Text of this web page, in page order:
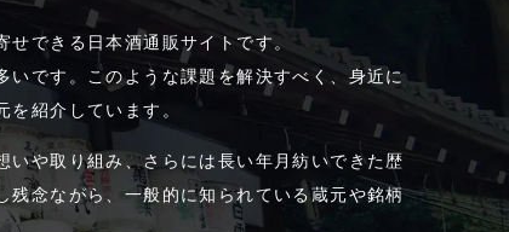
できる日本酒通販サイトです。
です。このような課題を解決すべく、身近に
紹介しています。
や取り組み、さらには長い年月紡いできた歴
残念ながら、一般的に知られている蔵元や銘柄